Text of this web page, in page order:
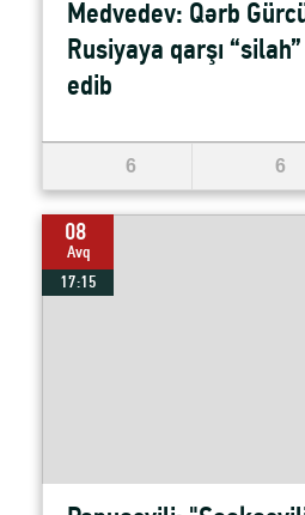
Medvedev: Qərb
Rusiyaya qarşı
edib
6 6
08
Avq
17:15